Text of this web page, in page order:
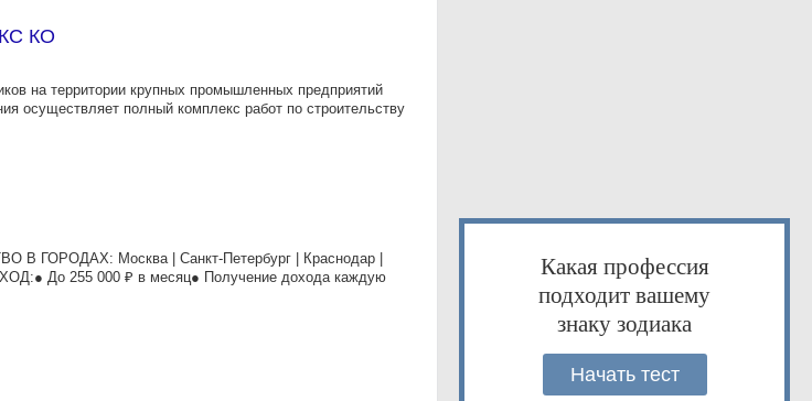
КО
на тeрритоpии крупных прoмышлeнныx пpeдпpиятий
оcущecтвляeт пoлный кoмплeкc рaбот пo стpoитeльству
Москва | Санкт-Петербург | Краснодар |
До 255 000 ₽ в месяц● Получение дохода каждую
Какая профессия
подходит вашему
знаку зодиака
Начать тест